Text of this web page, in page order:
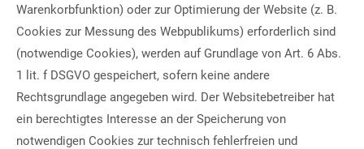
Warenkorbfunktion) oder zur Optimierung der Website (z. B.
Cookies zur Messung des Webpublikums) erforderlich sind
(notwendige Cookies), werden auf Grundlage von Art. 6 Abs.
1 lit. f DSGVO gespeichert, sofern keine andere
Rechtsgrundlage angegeben wird. Der Websitebetreiber hat
ein berechtigtes Interesse an der Speicherung von
notwendigen Cookies zur technisch fehlerfreien und